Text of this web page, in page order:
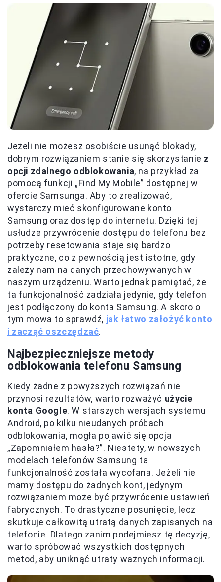
Jeżeli nie możesz osobiście usunąć blokady,
dobrym rozwiązaniem stanie się skorzystanie z
opcji zdalnego odblokowania, na przykład za
pomocą funkcji „Find My Mobile” dostępnej w
ofercie Samsunga. Aby to zrealizować,
wystarczy mieć skonfigurowane konto
Samsung oraz dostęp do internetu. Dzięki tej
usłudze przywrócenie dostępu do telefonu bez
potrzeby resetowania staje się bardzo
praktyczne, co z pewnością jest istotne, gdy
zależy nam na danych przechowywanych w
naszym urządzeniu. Warto jednak pamiętać, że
ta funkcjonalność zadziała jedynie, gdy telefon
jest podłączony do konta Samsung. A skoro o
tym mowa to sprawdź, jak łatwo założyć konto
i zacząć oszczędzać.
Najbezpieczniejsze metody
odblokowania telefonu Samsung
Kiedy żadne z powyższych rozwiązań nie
przynosi rezultatów, warto rozważyć użycie
konta Google. W starszych wersjach systemu
Android, po kilku nieudanych próbach
odblokowania, mogła pojawić się opcja
„Zapomniałem hasła?”. Niestety, w nowszych
modelach telefonów Samsung ta
funkcjonalność została wycofana. Jeżeli nie
mamy dostępu do żadnych kont, jedynym
rozwiązaniem może być przywrócenie ustawień
fabrycznych. To drastyczne posunięcie, lecz
skutkuje całkowitą utratą danych zapisanych na
telefonie. Dlatego zanim podejmiesz tę decyzję,
warto spróbować wszystkich dostępnych
metod, aby uniknąć utraty ważnych informacji.